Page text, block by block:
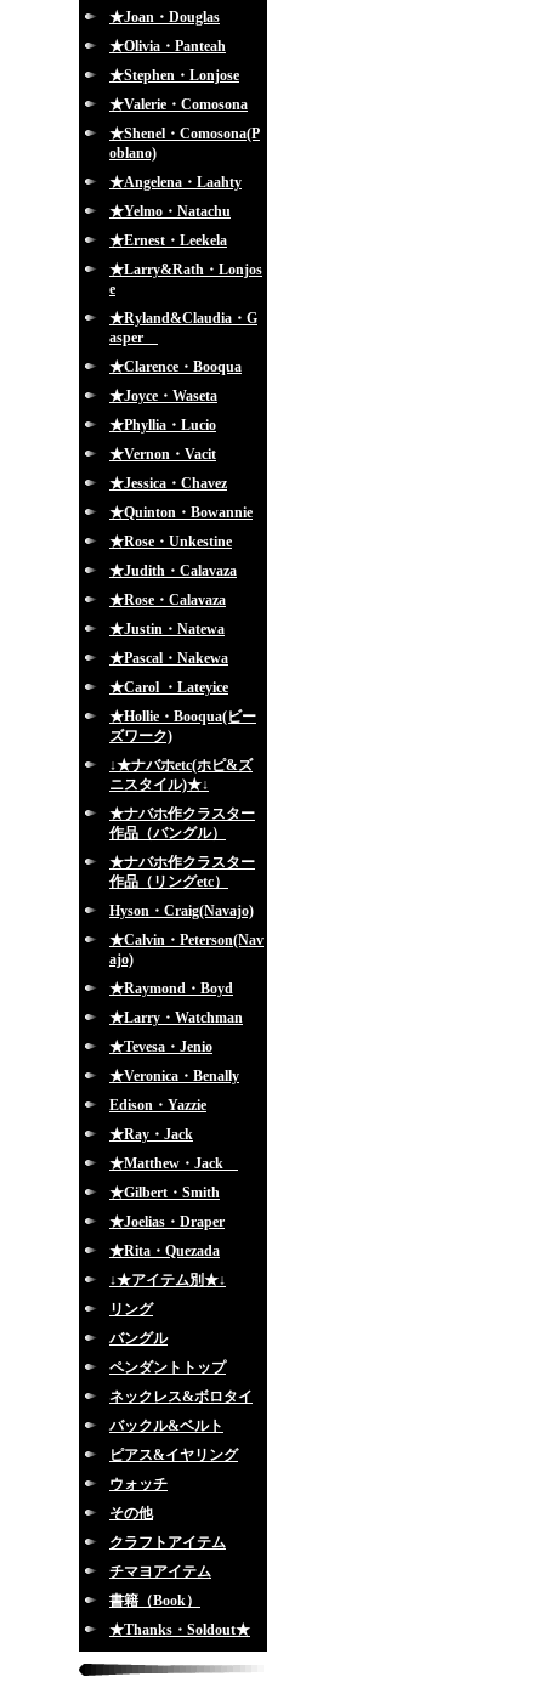
★Joan・Douglas
★Olivia・Panteah
★Stephen・Lonjose
★Valerie・Comosona
★Shenel・Comosona(P
oblano)
★Angelena・Laahty
★Yelmo・Natachu
★Ernest・Leekela
★Larry&Rath・Lonjos
e
★Ryland&Claudia・G
asper
★Clarence・Booqua
★Joyce・Waseta
★Phyllia・Lucio
★Vernon・Vacit
★Jessica・Chavez
★Quinton・Bowannie
★Rose・Unkestine
★Judith・Calavaza
★Rose・Calavaza
★Justin・Natewa
★Pascal・Nakewa
★Carol ・Lateyice
★Hollie・Booqua(ビー
ズワーク)
↓★ナバホetc(ホピ&ズ
ニスタイル)★↓
★ナバホ作クラスター
作品（バングル）
★ナバホ作クラスター
作品（リングetc）
Hyson・Craig(Navajo)
★Calvin・Peterson(Nav
ajo)
★Raymond・Boyd
★Larry・Watchman
★Tevesa・Jenio
★Veronica・Benally
Edison・Yazzie
★Ray・Jack
★Matthew・Jack
★Gilbert・Smith
★Joelias・Draper
★Rita・Quezada
↓★アイテム別★↓
リング
バングル
ペンダントトップ
ネックレス&ボロタイ
バックル&ベルト
ピアス&イヤリング
ウォッチ
その他
クラフトアイテム
チマヨアイテム
書籍（Book）
★Thanks・Soldout★